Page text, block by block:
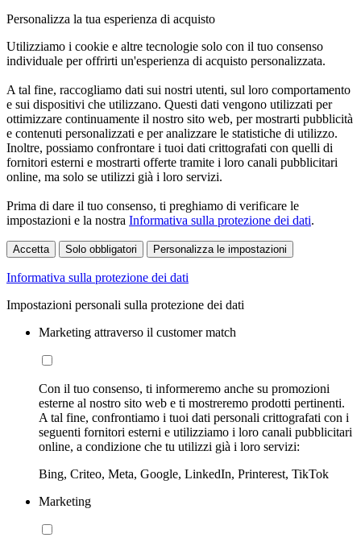
Personalizza la tua esperienza di acquisto
Utilizziamo i cookie e altre tecnologie solo con il tuo consenso
individuale per offrirti un'esperienza di acquisto personalizzata.
A tal fine, raccogliamo dati sui nostri utenti, sul loro comportamento
e sui dispositivi che utilizzano. Questi dati vengono utilizzati per
ottimizzare continuamente il nostro sito web, per mostrarti pubblicità
e contenuti personalizzati e per analizzare le statistiche di utilizzo.
Inoltre, possiamo confrontare i tuoi dati crittografati con quelli di
fornitori esterni e mostrarti offerte tramite i loro canali pubblicitari
online, ma solo se utilizzi già i loro servizi.
Prima di dare il tuo consenso, ti preghiamo di verificare le
impostazioni e la nostra Informativa sulla protezione dei dati.
Accetta Solo obbligatori Personalizza le impostazioni
Informativa sulla protezione dei dati
Impostazioni personali sulla protezione dei dati
Marketing attraverso il customer match
Con il tuo consenso, ti informeremo anche su promozioni
esterne al nostro sito web e ti mostreremo prodotti pertinenti.
A tal fine, confrontiamo i tuoi dati personali crittografati con i
seguenti fornitori esterni e utilizziamo i loro canali pubblicitari
online, a condizione che tu utilizzi già i loro servizi:
Bing, Criteo, Meta, Google, LinkedIn, Printerest, TikTok
Marketing